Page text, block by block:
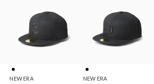
NEW ERA NEW ERA